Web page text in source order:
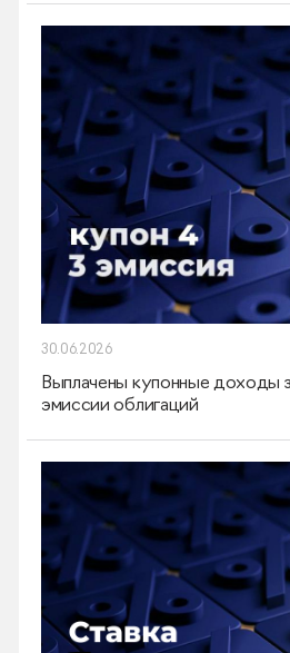
30.06.2026
Выплачены купонные доходы
эмиссии облигаций